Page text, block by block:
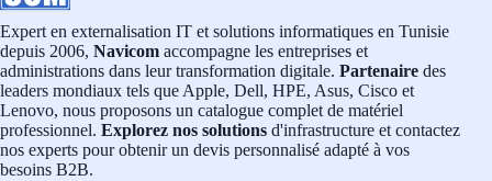
Expert en externalisation IT et solutions informatiques en Tunisie
depuis 2006, Navicom accompagne les entreprises et
administrations dans leur transformation digitale. Partenaire des
leaders mondiaux tels que Apple, Dell, HPE, Asus, Cisco et
Lenovo, nous proposons un catalogue complet de matériel
professionnel. Explorez nos solutions d'infrastructure et contactez
nos experts pour obtenir un devis personnalisé adapté à vos
besoins B2B.